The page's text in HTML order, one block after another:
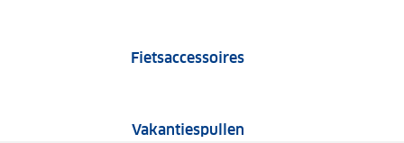
FietsaccessoiresFietsaccessoire tests
VakantiespullenTests van